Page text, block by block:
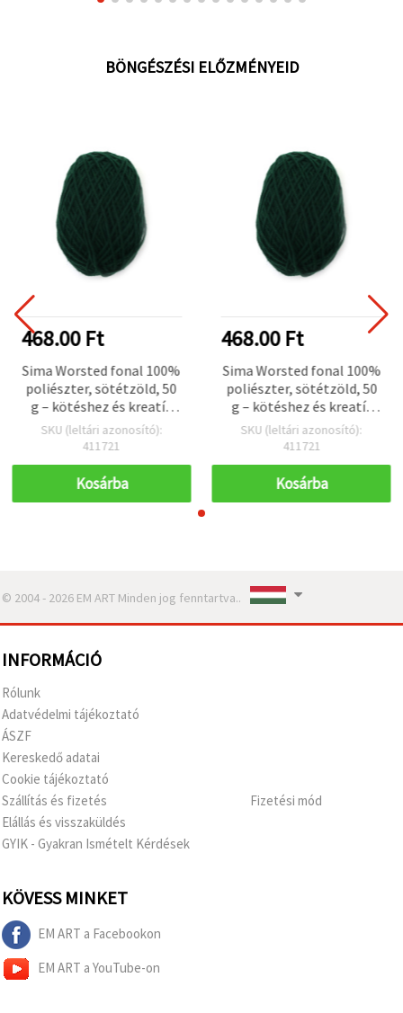
BÖNGÉSZÉSI ELŐZMÉNYEID
468.00 Ft
Sima Worsted fonal 100%
poliészter, sötétzöld, 50
g – kötéshez és kreatív
kézműves projektekhez
SKU (leltári azonosító):
411721
Kosárba
468.00 Ft
Sima Worsted fonal 100%
poliészter, sötétzöld, 50
g – kötéshez és kreatív
kézműves projektekhez
SKU (leltári azonosító):
411721
Kosárba
© 2004 - 2026 EM ART Minden jog fenntartva..
INFORMÁCIÓ
Rólunk
Adatvédelmi tájékoztató
ÁSZF
Kereskedő adatai
Cookie tájékoztató
Szállítás és fizetés
Elállás és visszaküldés
GYIK - Gyakran Ismételt Kérdések
Fizetési mód
KÖVESS MINKET
EM ART a Facebookon
EM ART a YouTube-on